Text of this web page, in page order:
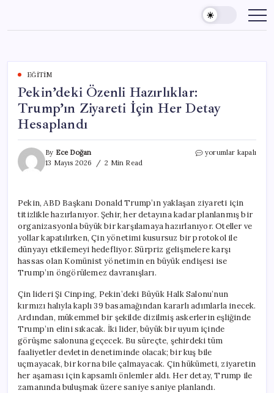
content
EĞITIM
Pekin’deki Özenli Hazırlıklar:
Trump’ın Ziyareti İçin Her Detay
Hesaplandı
By Ece Doğan
13 Mayıs 2026
2 Min Read
Pekin’deki
İçin
Her
Detay
Hesaplandı
için
yorumlar kapalı
Pekin, ABD Başkanı Donald Trump’ın yaklaşan ziyareti için
titizlikle hazırlanıyor. Şehir, her detayına kadar planlanmış bir
organizasyonla büyük bir karşılamaya hazırlanıyor. Oteller ve
yollar kapatılırken, Çin yönetimi kusursuz bir protokol ile
dünyayı etkilemeyi hedefliyor. Sürpriz gelişmelere karşı
hassas olan Komünist yönetimin en büyük endişesi ise
Trump’ın öngörülemez davranışları.
Çin lideri Şi Cinping, Pekin’deki Büyük Halk Salonu’nun
kırmızı halıyla kaplı 39 basamağından kararlı adımlarla inecek.
Ardından, mükemmel bir şekilde dizilmiş askerlerin eşliğinde
Trump’ın elini sıkacak. İki lider, büyük bir uyum içinde
görüşme salonuna geçecek. Bu süreçte, şehirdeki tüm
faaliyetler devletin denetiminde olacak; bir kuş bile
uçmayacak, bir korna bile çalmayacak. Çin hükümeti, ziyaretin
her aşaması için kapsamlı önlemler aldı. Her detay, Trump ile
zamanında buluşmak üzere saniye saniye planlandı.